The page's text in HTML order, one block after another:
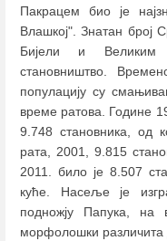
Пакрацем био је
Влашкој". Знатан број
Бијели и Вeликим
становништво.
популацију су
време ратова. Године
9.748 становника, од
рата, 2001, 9.815
2011. било је 8.507
куће. Насеље је
подножју Папука, на
морфолошки